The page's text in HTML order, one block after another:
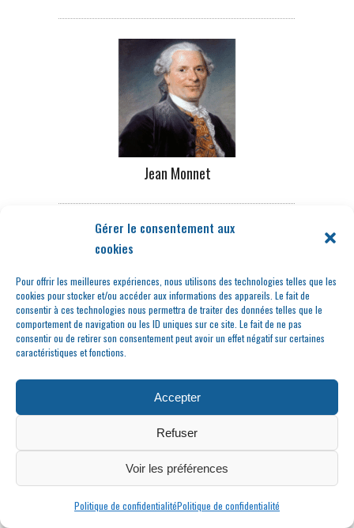
Gérer le consentement aux
cookies
Pour offrir les meilleures expériences, nous utilisons des technologies telles que les
cookies pour stocker et/ou accéder aux informations des appareils. Le fait de
consentir à ces technologies nous permettra de traiter des données telles que le
comportement de navigation ou les ID uniques sur ce site. Le fait de ne pas
consentir ou de retirer son consentement peut avoir un effet négatif sur certaines
caractéristiques et fonctions.
Accepter
Refuser
Voir les préférences
Politique de confidentialitéPolitique de confidentialité
Jean Monnet